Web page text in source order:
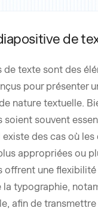
de
de texte sont des
pour présenter
nature textuelle.
soient souvent
des cas où
appropriées ou
offrent une flexibilité
la typographie,
afin de